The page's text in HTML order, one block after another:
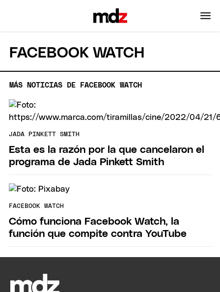
FACEBOOK WATCH
MÁS NOTICIAS DE FACEBOOK WATCH
JADA PINKETT SMITH
Esta es la razón por la que cancelaron el
programa de Jada Pinkett Smith
FACEBOOK WATCH
Cómo funciona Facebook Watch, la
función que compite contra YouTube